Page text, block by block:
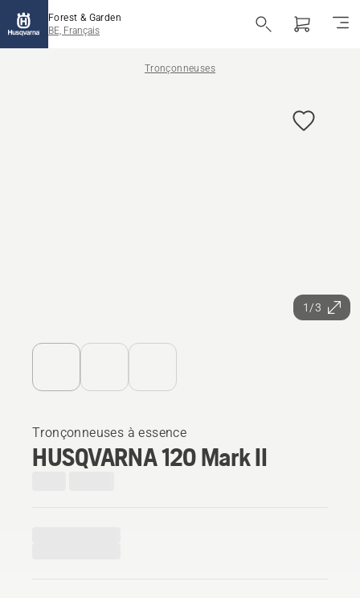
Forest & Garden
BE, Français
Tronçonneuses
1/3
Tronçonneuses à essence
HUSQVARNA 120 Mark II